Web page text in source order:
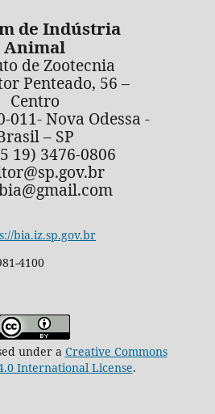
de Indústria
Animal
de Zootecnia
Penteado, 56 –
Centro
011- Nova Odessa -
– SP
19) 3476-0806
bia.iz.sp.gov.br
4100
under a Creative Commons
International License.